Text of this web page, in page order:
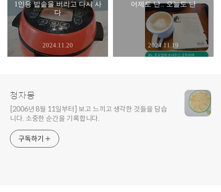
1인용 밥솥을 버리고 다시 사
다
2024.11.20
어제도 난.. 오늘도 난
2024.11.19
청자몽
[2006년 8월 11일부터] 보고 느끼고 생각한 것들을 담습
니다. 소중한 순간을 기록합니다.
구독하기